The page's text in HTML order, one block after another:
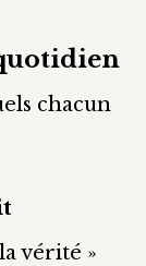
chacun
vérité »